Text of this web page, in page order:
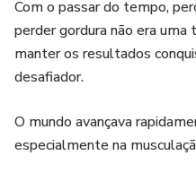
Com o passar do tempo,
perder gordura não era
manter os resultados
desafiador.
O mundo avançava
especialmente na